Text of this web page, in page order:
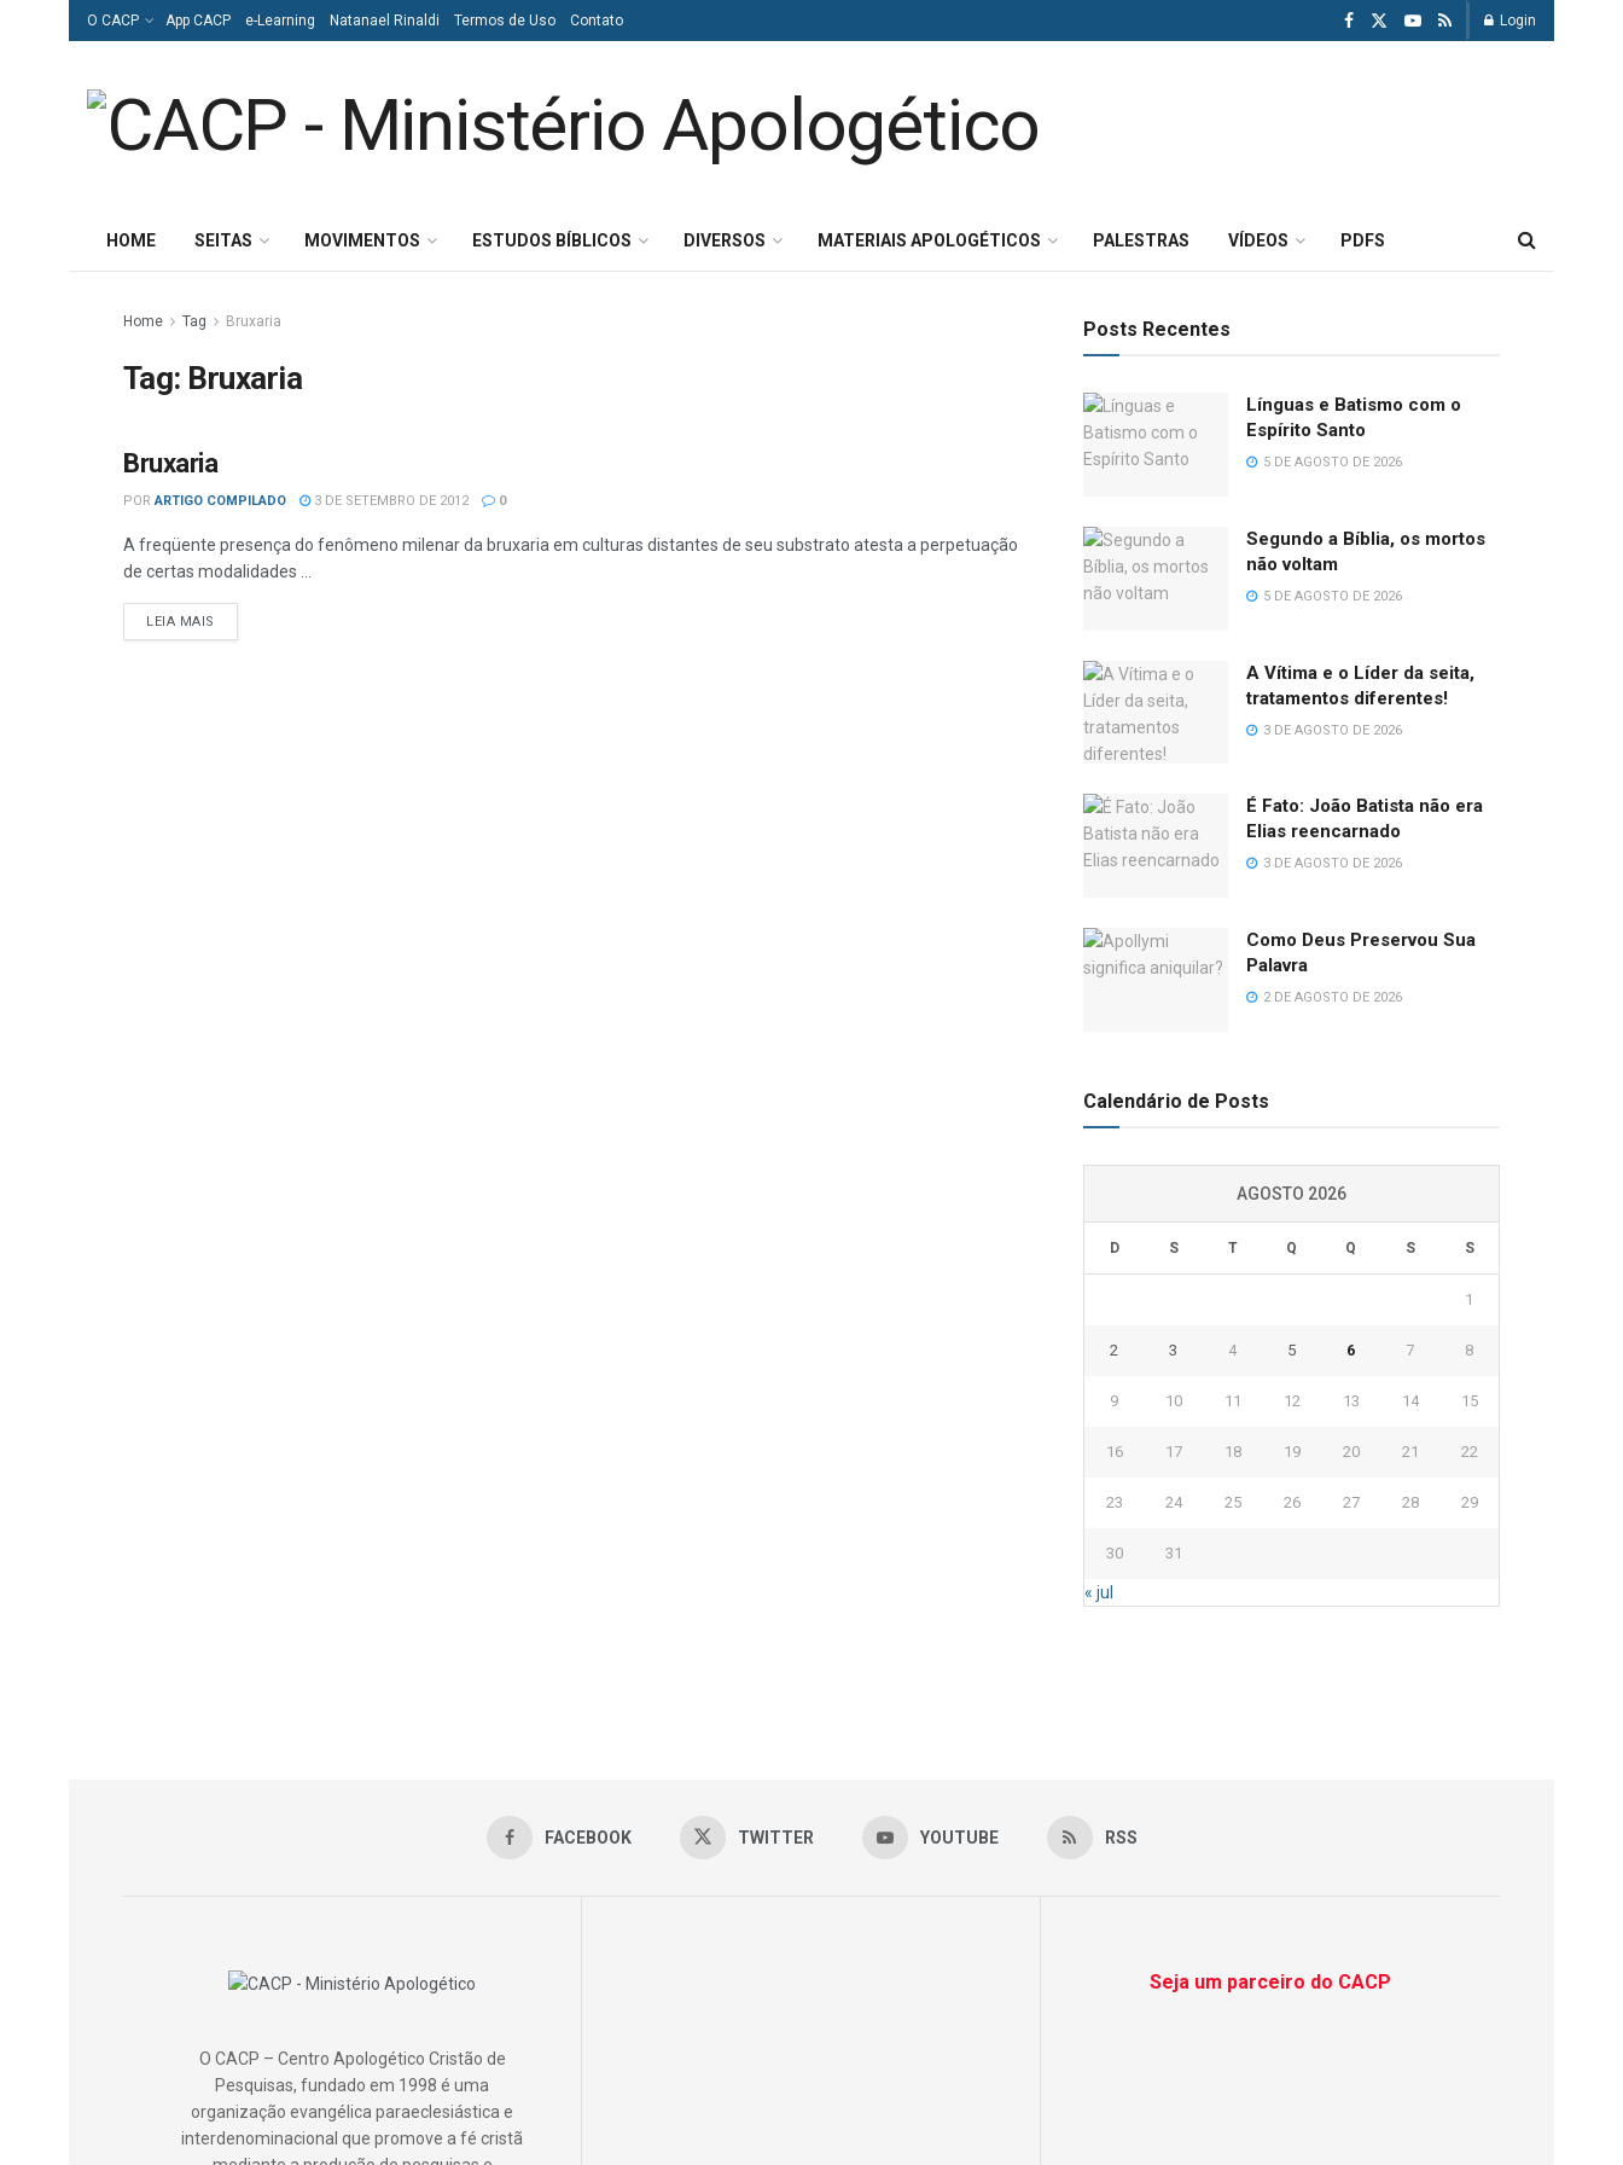
O CACP App CACP e-Learning Natanael Rinaldi Termos de Uso Contato Login
HOME SEITAS MOVIMENTOS ESTUDOS BÍBLICOS DIVERSOS MATERIAIS APOLOGÉTICOS PALESTRAS VÍDEOS PDFS
Home Tag Bruxaria
Tag: Bruxaria
BRUXARIA
Bruxaria
POR ARTIGO COMPILADO 3 DE SETEMBRO DE 2012 0
A freqüente presença do fenômeno milenar da bruxaria em culturas distantes de seu substrato atesta a perpetuação
de certas modalidades ...
LEIA MAIS
Posts Recentes
Línguas e Batismo com o
Espírito Santo
5 DE AGOSTO DE 2026
Segundo a Bíblia, os mortos
não voltam
5 DE AGOSTO DE 2026
A Vítima e o Líder da seita,
tratamentos diferentes!
3 DE AGOSTO DE 2026
É Fato: João Batista não era
Elias reencarnado
3 DE AGOSTO DE 2026
Como Deus Preservou Sua
Palavra
2 DE AGOSTO DE 2026
Calendário de Posts
AGOSTO 2026
D S T Q Q S S
1
2 3 4 5 6 7 8
9 10 11 12 13 14 15
16 17 18 19 20 21 22
23 24 25 26 27 28 29
30 31
« jul
FACEBOOK TWITTER YOUTUBE RSS
O CACP – Centro Apologético Cristão de
Pesquisas, fundado em 1998 é uma
organização evangélica paraeclesiástica e
interdenominacional que promove a fé cristã
Seja um parceiro do CACP